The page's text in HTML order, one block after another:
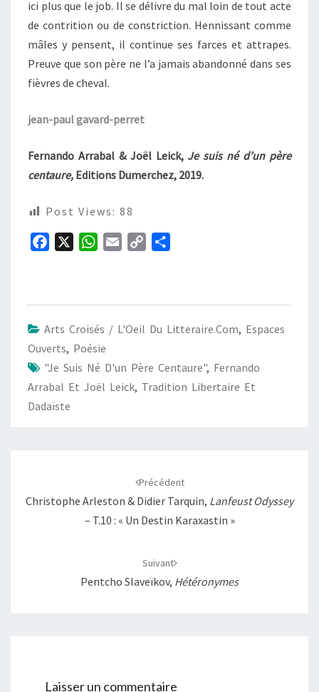
ici plus que le job. Il se délivre du mal loin de tout acte
de contrition ou de constriction. Hennissant comme
mâles y pensent, il continue ses farces et attrapes.
Preuve que son père ne l’a jamais abandonné dans ses
fièvres de cheval.
jean-paul gavard-perret
Fernando Arrabal & Joël Leick, Je suis né d’un père
centaure, Editions Dumerchez, 2019.
Post Views: 88
o
o
k
W
A
p
p
k
g
r
Arts Croisés / L'Oeil Du Litteraire.com, Espaces
Ouverts, Poésie
"Je Suis Né D'un Père Centaure", Fernando
Arrabal Et Joël Leick, Tradition Libertaire Et
Dadaïste
Précédent
Christophe Arleston & Didier Tarquin, Lanfeust Odyssey
– T.10 : « Un Destin Karaxastin »
Suivant
Pentcho Slaveïkov, Hétéronymes
Laisser un commentaire